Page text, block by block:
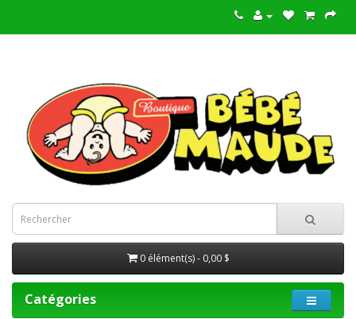
0 élément(s) - 0,00 $
Catégories